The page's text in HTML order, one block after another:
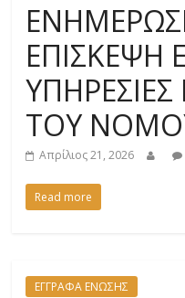
ΕΠΙΣΚΕΨΗ
ΥΠΗΡΕΣΙΕΣ
ΤΟΥ
Απρίλιος 21, 2026
Read more
ΕΓΓΡΑΦΑ ΕΝΩΣΗΣ